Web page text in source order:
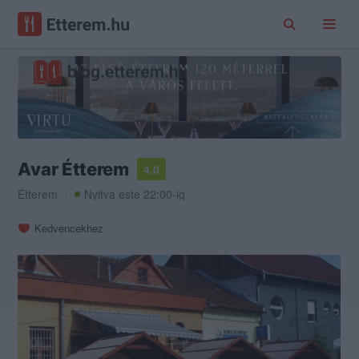
Avar Étterem
4.0
Étterem
Nyitva este 22:00-ig
Kedvencekhez